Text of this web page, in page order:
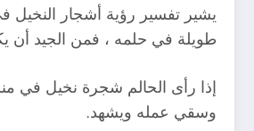
يشير تفسير رؤية أشجار النخيل
طويلة في حلمه ، فمن الجيد أن
إذا رأى الحالم شجرة نخيل في
وسقي عمله ويشهد.